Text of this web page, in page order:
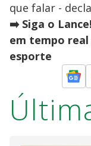
que falar -
➡️ Siga o
em tempo
esporte